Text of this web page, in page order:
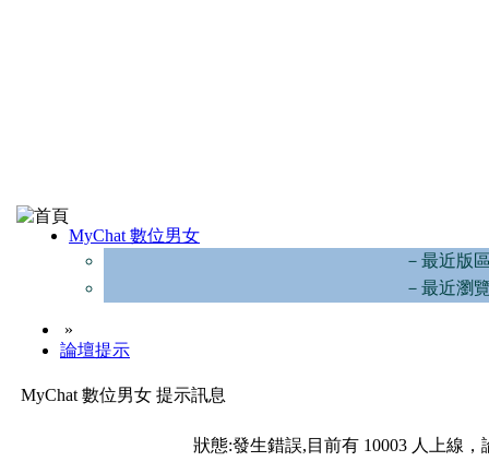
MyChat 數位男女
－最近版
－最近瀏
»
論壇提示
MyChat 數位男女 提示訊息
狀態:發生錯誤,目前有 10003 人上線